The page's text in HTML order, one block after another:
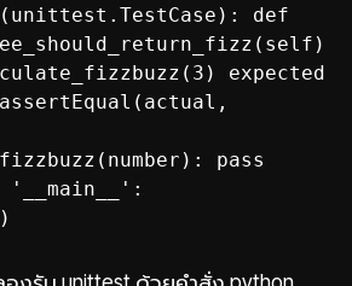
def
expected
pass
'__main__':